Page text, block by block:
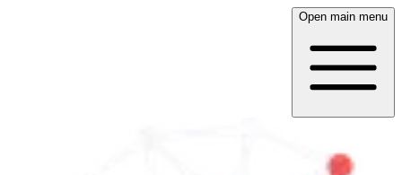
Open main menu